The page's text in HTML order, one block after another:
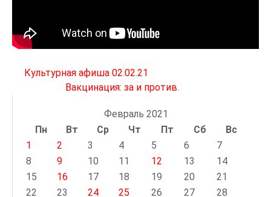
Навигация
Культурная афиша 02.02.21
Вакцинация: за и против.
Февраль 2021
Пн
Вт Ср Чт Пт Сб
Вс
1
2 3 4 5 6
7
8
9 10 11 12 13
14
15
16 17 18 19 20
21
22
23 24 25 26 27 28